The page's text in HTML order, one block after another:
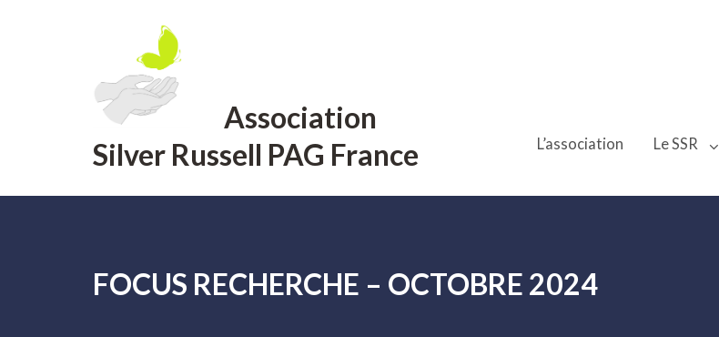
Association
Silver Russell PAG France
L’association Le SSR
FOCUS RECHERCHE – OCTOBRE 2024